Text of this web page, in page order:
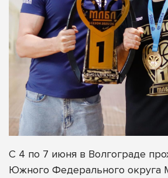
С 4 по 7 июня в Волгограде
Южного Федерального